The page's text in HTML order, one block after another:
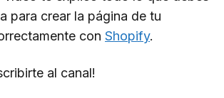
para crear la página de tu
con Shopify.
al canal!